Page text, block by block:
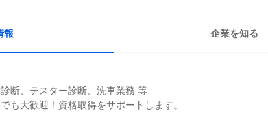
報 企業を知る
断、テスター診断、洗車業務 等
も大歓迎！資格取得をサポートします。